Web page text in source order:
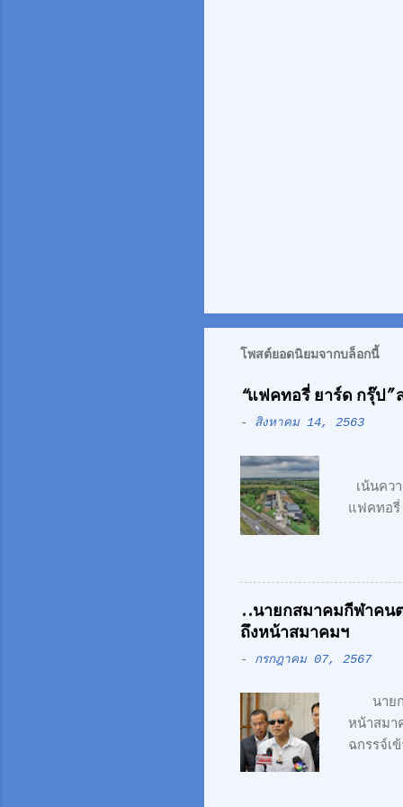
โพสต์ยอดนิยมจากบล็อกนี้
“แฟคทอรี่ ยาร์ด กรุ๊ป”
- สิงหาคม 14, 2563
“แฟ
เน้นค
แฟคทอ
สมัย ส
ว่า ควา
ทุกชิ้น ถู
วงแหวน
..นายกสมาคมกีฬาคน
ถึงหน้าสมาคมฯ
- กรกฎาคม 07, 2567
นายกส
หน้าสม
ฉกรรจ์
ตรวจส